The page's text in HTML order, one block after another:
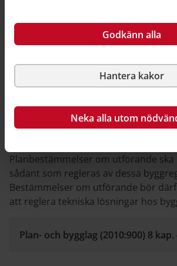
Godkänn alla
Hantera kakor
Neka alla utom
Plan- och bygglag (2010:900) 4 kap.
Villkor för lov och startbesked
Byggnaders tekniska egenskaper
kapitlet i PBL och preciseras i tredje
Planbestämmelser om utförande ska
sådant som regleras av dessa
Bestämmelser om utförande bör
att reglera tekniska lösningar hos
Plan- och bygglag (2010:900) 8 kap.